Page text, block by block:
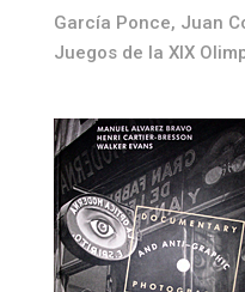
García Ponce, Juan
Juegos de la XIX